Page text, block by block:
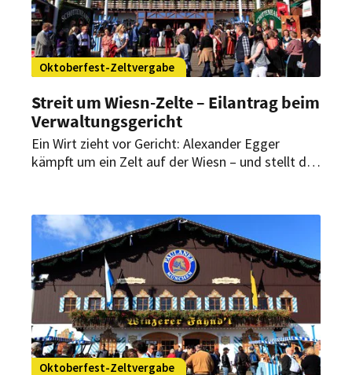
Oktoberfest-Zeltvergabe
Streit um Wiesn-Zelte – Eilantrag beim
Verwaltungsgericht
Ein Wirt zieht vor Gericht: Alexander Egger
kämpft um ein Zelt auf der Wiesn – und stellt das
Oktoberfest-Zeltvergabe